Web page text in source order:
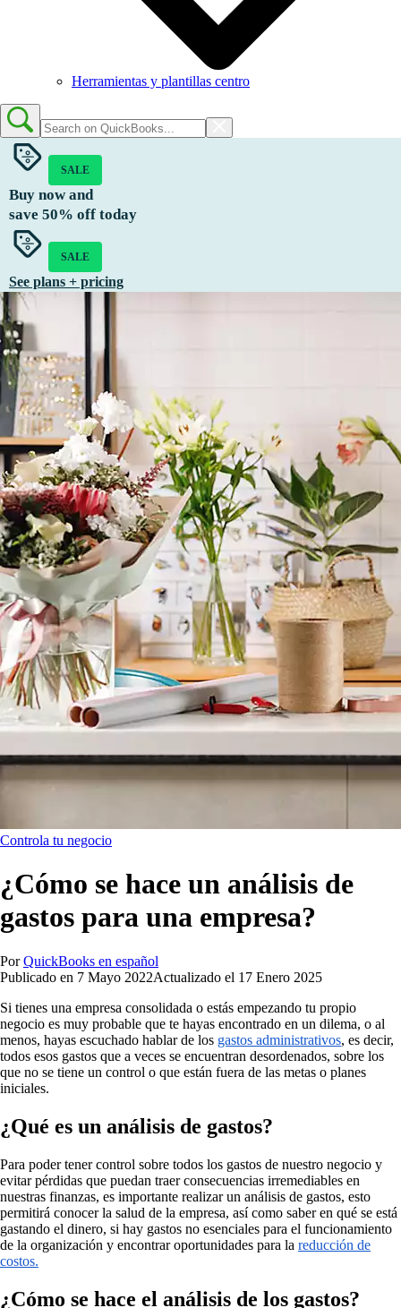
Herramientas y plantillas centro
SALE
Buy now and
save 50% off today
SALE
See plans + pricing
Controla tu negocio
¿Cómo se hace un análisis de
gastos para una empresa?
Por QuickBooks en español
Publicado en 7 Mayo 2022Actualizado el 17 Enero 2025
Si tienes una empresa consolidada o estás empezando tu propio
negocio es muy probable que te hayas encontrado en un dilema, o al
menos, hayas escuchado hablar de los gastos administrativos, es decir,
todos esos gastos que a veces se encuentran desordenados, sobre los
que no se tiene un control o que están fuera de las metas o planes
iniciales.
¿Qué es un análisis de gastos?
Para poder tener control sobre todos los gastos de nuestro negocio y
evitar pérdidas que puedan traer consecuencias irremediables en
nuestras finanzas, es importante realizar un análisis de gastos, esto
permitirá conocer la salud de la empresa, así como saber en qué se está
gastando el dinero, si hay gastos no esenciales para el funcionamiento
de la organización y encontrar oportunidades para la reducción de
costos.
¿Cómo se hace el análisis de los gastos?